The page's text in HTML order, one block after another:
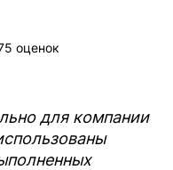
оценок
для компании